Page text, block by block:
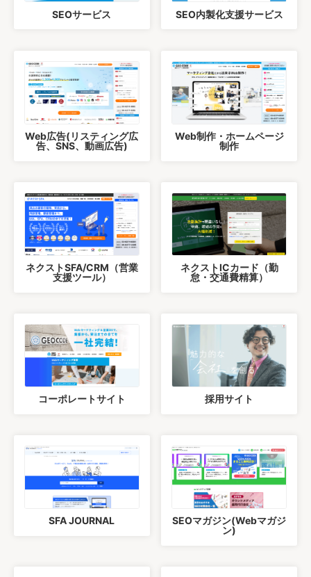
SEOサービス SEO内製化支援サービス
Web広告(リスティング広
告、SNS、動画広告)
Web制作・ホームページ
制作
ネクストSFA/CRM（営業
支援ツール）
ネクストICカード（勤
怠・交通費精算）
コーポレートサイト 採用サイト
SFA JOURNAL
SEOマガジン(Webマガジ
ン)